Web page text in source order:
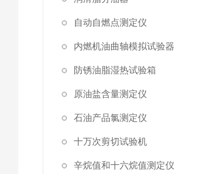
自动自燃点测定仪
内燃机油曲轴模拟试验器
防锈油脂湿热试验箱
原油盐含量测定仪
石油产品氯测定仪
十万次剪切试验机
辛烷值和十六烷值测定仪